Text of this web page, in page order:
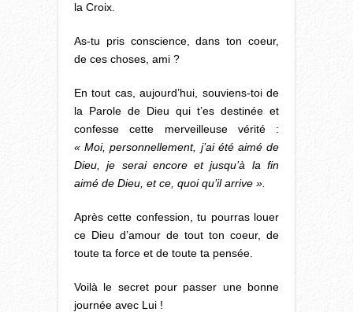
la Croix.
As-tu pris conscience, dans ton coeur,
de ces choses, ami ?
En tout cas, aujourd’hui, souviens-toi de
la Parole de Dieu qui t’es destinée et
confesse cette merveilleuse vérité :
« Moi, personnellement, j’ai été aimé de
Dieu, je serai encore et jusqu’à la fin
aimé de Dieu, et ce, quoi qu’il arrive ».
Après cette confession, tu pourras louer
ce Dieu d’amour de tout ton coeur, de
toute ta force et de toute ta pensée.
Voilà le secret pour passer une bonne
journée avec Lui !